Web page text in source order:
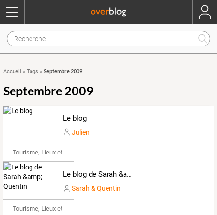
Accueil » Tags » Septembre 2009
Septembre 2009
Le blog
Julien
Tourisme, Lieux et Événements
Le blog de Sarah &amp; Quentin
Sarah & Quentin
Tourisme, Lieux et Événements